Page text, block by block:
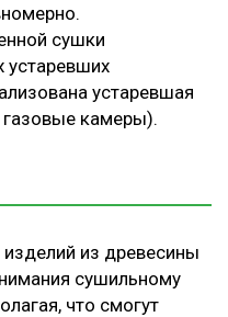
сушки
устаревших
устаревшая
камеры).
из древесины
сушильному
что смогут